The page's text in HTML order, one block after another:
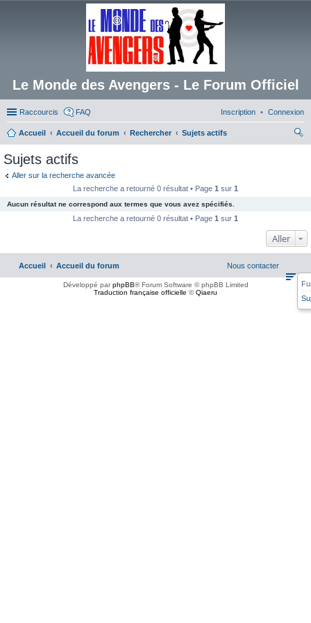
Le Monde des Avengers - Le Forum Officiel
Raccourcis FAQ Connexion
Inscription
Accueil Accueil du forum Rechercher
Sujets actifs
Sujets actifs
Aller sur la recherche avancée
La recherche a retourné 0 résultat • Page 1 sur 1
Aucun résultat ne correspond aux termes que vous avez spécifiés.
La recherche a retourné 0 résultat • Page 1 sur 1
Aller
Accueil Accueil du forum Nous contacter
Développé parphpBB® Forum Software © phpBB Limited
Traduction française officielle ©Qiaeru